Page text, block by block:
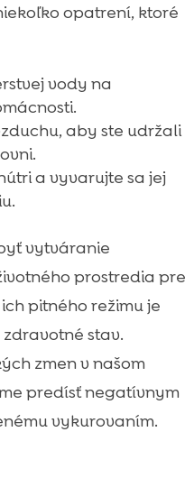
opatrení, ktoré
vody na
aby ste udržali
a vyvarujte sa jej
vytváranie
prostredia pre
pitného režimu je
stav.
zmen v našom
predísť negatívnym
vykurovaním.